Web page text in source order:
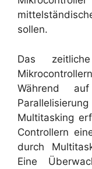
sollen.
Das
Während
Multitasking
Controllern
durch
Eine